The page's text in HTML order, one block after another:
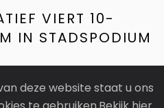
VIERT 10-
IN STADSPODIUM
Leerdam werd
deze website staat u ons